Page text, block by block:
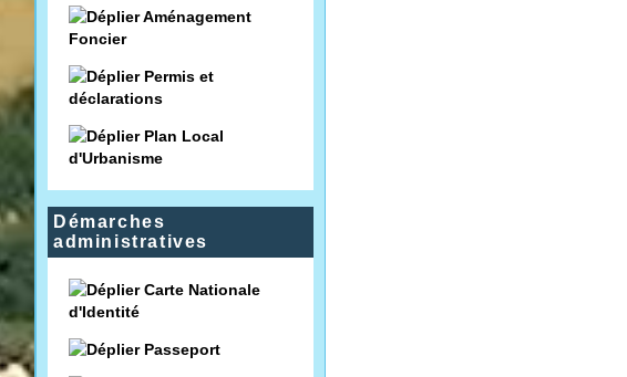
Aménagement
Foncier
Permis et
déclarations
Plan Local
d'Urbanisme
Démarches
administratives
Carte Nationale
d'Identité
Passeport